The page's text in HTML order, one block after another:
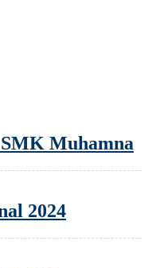
Muhamna
2024